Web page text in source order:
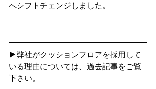
へシフトチェンジしました。
▶弊社がクッションフロアを採用して
いる理由については、過去記事をご覧
下さい。